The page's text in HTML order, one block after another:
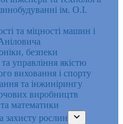
ім. О.І.
та міцності машин і
безпеки
управління якістю
виховання і спорту
та інжинірингу
виробництв
математики
захисту рослин